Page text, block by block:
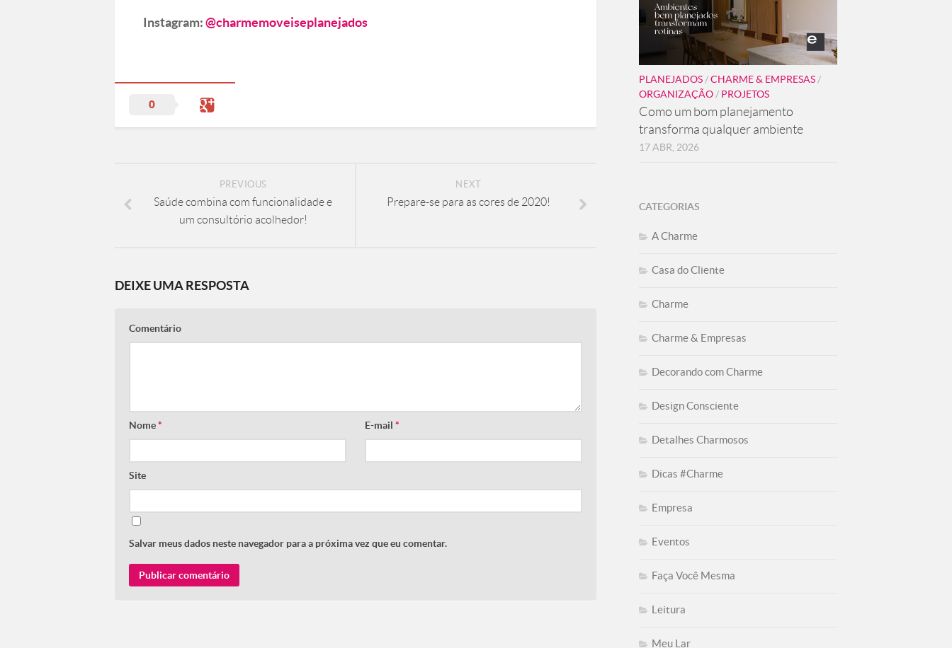
Instagram:@charmemoveiseplanejados
0
NEXT
Prepare-se para as cores de 2020!
PREVIOUS
Saúde combina com funcionalidade e
um consultório acolhedor!
DEIXE UMA RESPOSTA
Comentário
Nome* E-mail *
Site
Salvar meus dados neste navegador para a próxima vez que eu comentar.
PLANEJADOS/CHARME & EMPRESAS/
ORGANIZAÇÃO/ PROJETOS
Como um bom planejamento
transforma qualquer ambiente
17 ABR, 2026
CATEGORIAS
A Charme
Casa do Cliente
Charme
Charme & Empresas
Decorando com Charme
Design Consciente
Detalhes Charmosos
Dicas #Charme
Empresa
Eventos
Faça Você Mesma
Leitura
Meu Lar